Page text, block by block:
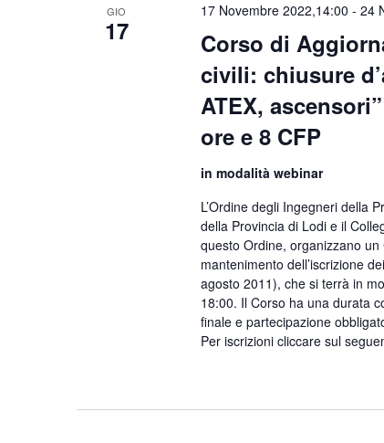
GIO
17
Corso di
civili: chiusure
ATEX,
ore e 8 CFP
17 Novembre 2022,14:00 - 24
in modalità webinar
L’Ordine degli Ingegneri della
della Provincia di Lodi e il
questo Ordine, organizzano
mantenimento dell’iscrizione
agosto 2011), che si terrà in
18:00. Il Corso ha una durata
finale e partecipazione
Per iscrizioni cliccare sul